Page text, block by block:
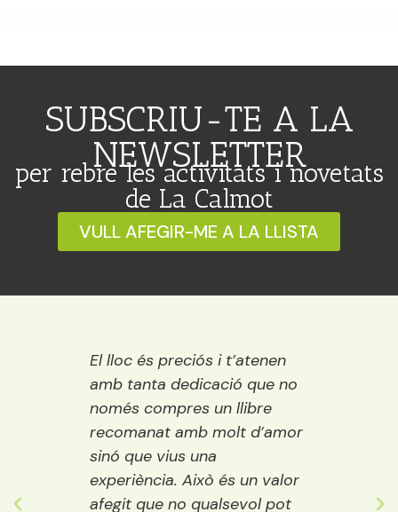
SUBSCRIU-TE A LA
NEWSLETTER
per rebre les activitats i novetats
de La Calmot
VULL AFEGIR-ME A LA LLISTA
El lloc és preciós i t’atenen
amb tanta dedicació que no
només compres un llibre
recomanat amb molt d’amor
sinó que vius una
experiència. Això és un valor
afegit que no qualsevol pot